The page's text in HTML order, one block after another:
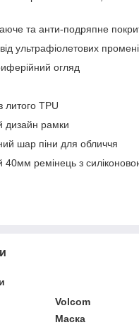
та анти-подряпне
ультрафіолетових
огляд
литого TPU
дизайн рамки
шар піни для обличчя
40мм ремінець з
Volcom
Маска